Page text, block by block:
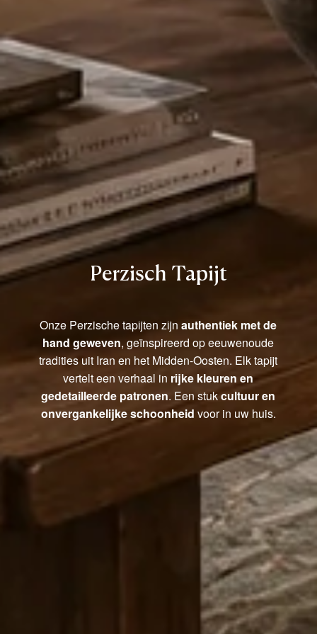
Perzisch Tapijt
Onze Perzische tapijten zijnauthentiek met de
hand geweven, geïnspireerd op eeuwenoude
tradities uit Iran en het Midden-Oosten. Elk tapijt
vertelt een verhaal in rijke kleuren en
gedetailleerde patronen. Een stukcultuur en
onvergankelijke schoonheid voor in uw huis.